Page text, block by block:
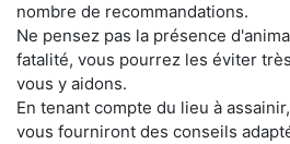
nombre de recommandations.
Ne pensez pas la présence
fatalité, vous pourrez les éviter
vous y aidons.
En tenant compte du lieu à
vous fourniront des conseils